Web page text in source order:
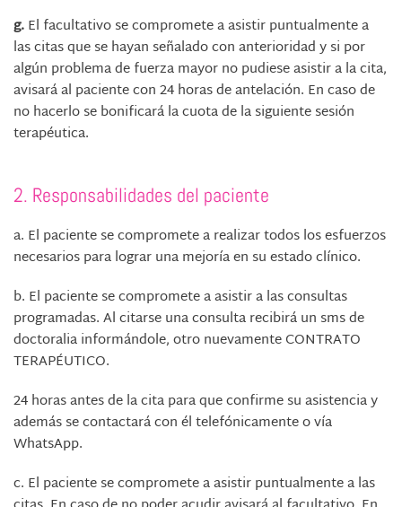
g.El facultativo se compromete a asistir puntualmente a
las citas que se hayan señalado con anterioridad y si por
algún problema de fuerza mayor no pudiese asistir a la cita,
avisará al paciente con 24 horas de antelación. En caso de
no hacerlo se bonificará la cuota de la siguiente sesión
terapéutica.
2. Responsabilidades del paciente
a. El paciente se compromete a realizar todos los esfuerzos
necesarios para lograr una mejoría en su estado clínico.
b. El paciente se compromete a asistir a las consultas
programadas. Al citarse una consulta recibirá un sms de
doctoralia informándole, otro nuevamenteCONTRATO
TERAPÉUTICO.
24 horas antes de la cita para que confirme su asistencia y
además se contactará con él telefónicamente o vía
WhatsApp.
c. El paciente se compromete a asistir puntualmente a las